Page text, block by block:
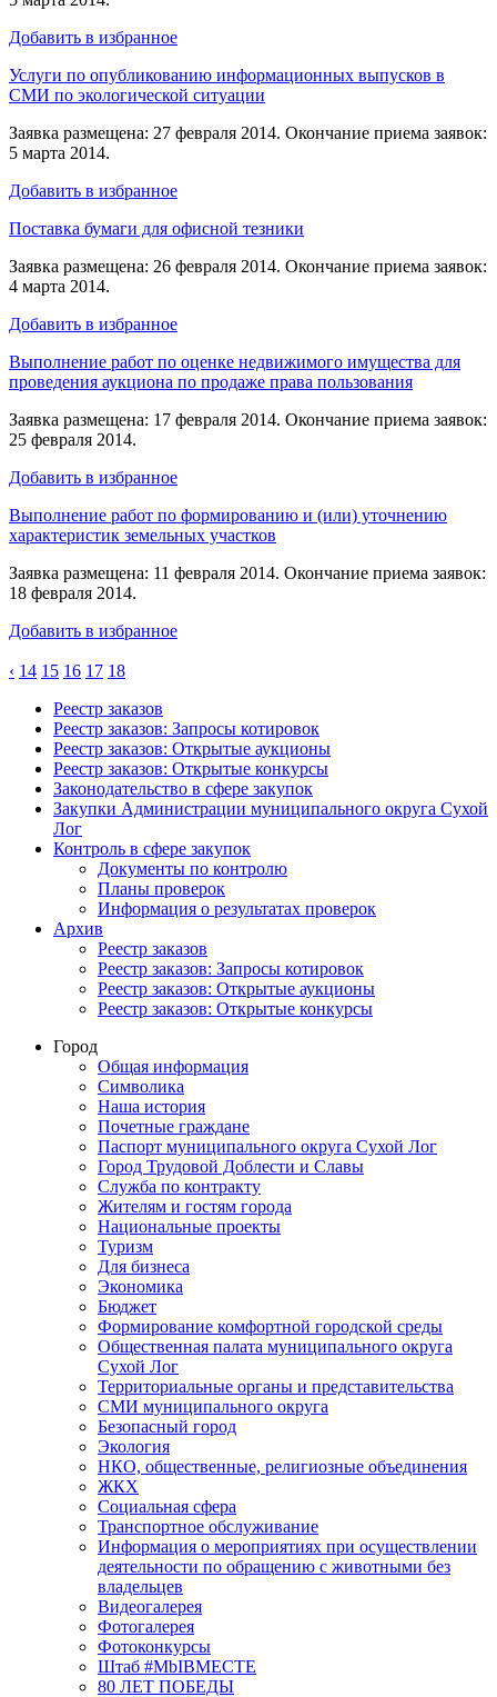
Добавить в избранное
Услуги по опубликованию информационных выпусков в
СМИ по экологической ситуации
Заявка размещена: 27 февраля 2014. Окончание приема заявок:
5 марта 2014.
Добавить в избранное
Поставка бумаги для офисной тезники
Заявка размещена: 26 февраля 2014. Окончание приема заявок:
4 марта 2014.
Добавить в избранное
Выполнение работ по оценке недвижимого имущества для
проведения аукциона по продаже права пользования
Заявка размещена: 17 февраля 2014. Окончание приема заявок:
25 февраля 2014.
Добавить в избранное
Выполнение работ по формированию и (или) уточнению
характеристик земельных участков
Заявка размещена: 11 февраля 2014. Окончание приема заявок:
18 февраля 2014.
Добавить в избранное
‹ 14 15 16 17 18
Реестр заказов
Реестр заказов: Запросы котировок
Реестр заказов: Открытые аукционы
Реестр заказов: Открытые конкурсы
Законодательство в сфере закупок
Закупки Администрации муниципального округа Сухой
Лог
Контроль в сфере закупок
Документы по контролю
Планы проверок
Информация о результатах проверок
Архив
Реестр заказов
Реестр заказов: Запросы котировок
Реестр заказов: Открытые аукционы
Реестр заказов: Открытые конкурсы
Город
Общая информация
Символика
Наша история
Почетные граждане
Паспорт муниципального округа Сухой Лог
Город Трудовой Доблести и Славы
Служба по контракту
Жителям и гостям города
Национальные проекты
Туризм
Для бизнеса
Экономика
Бюджет
Формирование комфортной городской среды
Общественная палата муниципального округа
Сухой Лог
Территориальные органы и представительства
СМИ муниципального округа
Безопасный город
Экология
НКО, общественные, религиозные объединения
ЖКХ
Социальная сфера
Транспортное обслуживание
Информация о мероприятиях при осуществлении
деятельности по обращению с животными без
владельцев
Видеогалерея
Фотогалерея
Фотоконкурсы
Штаб #MbIBMECTE
80 ЛЕТ ПОБЕДЫ